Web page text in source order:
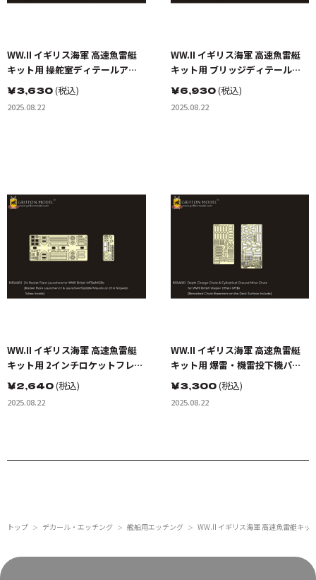
WW.II イギリス海軍 高速魚雷艇
キット用 操舵室ディテールアッ
プパーツセット(イタレリ用)
￥3,630(税込)
2025.08.22
WW.II イギリス海軍 高速魚雷艇
キット用 ブリッジディテールア
ップパーツセット(イタレリ用)
￥6,930(税込)
2025.08.22
WW.II イギリス海軍 高速魚雷艇
キット用 2インチロケットフレア
ーランチャーパーツセット(イタ
レリ用)
￥2,640(税込)
2025.08.22
WW.II イギリス海軍 高速魚雷艇
キット用 爆雷・機雷投下機パー
ツセット(イタレリ用)
￥3,300(税込)
2025.08.22
トップ ＞ デカール・エッチング ＞ 艦船用エッチング ＞ WW.II イギリス海軍 高速魚雷艇キ